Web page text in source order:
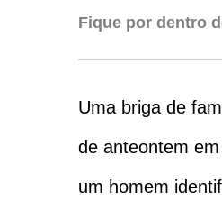
Fique por dentro
Uma briga de
de anteontem
um homem